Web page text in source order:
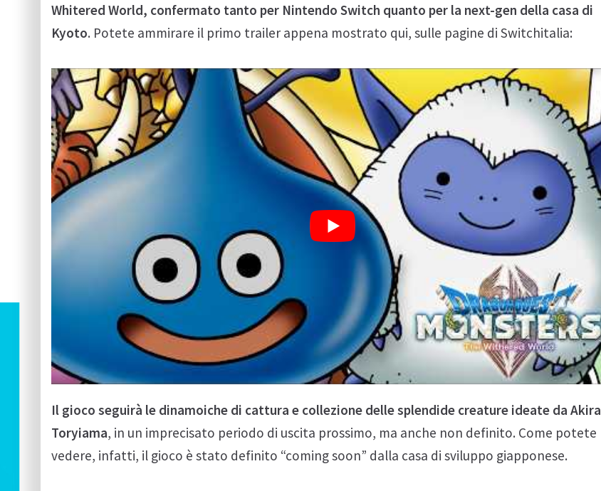
Whitered World, confermato tanto per Nintendo Switch quanto per la next-gen della casa di
Kyoto. Potete ammirare il primo trailer appena mostrato qui, sulle pagine di Switchitalia:
Il gioco seguirà le dinamoiche di cattura e collezione delle splendide creature ideate da Akira
Toryiama, in un imprecisato periodo di uscita prossimo, ma anche non definito. Come potete
vedere, infatti, il gioco è stato definito “coming soon” dalla casa di sviluppo giapponese.